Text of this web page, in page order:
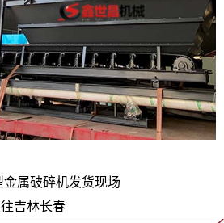
金属破碎机发货现场
吉林长春